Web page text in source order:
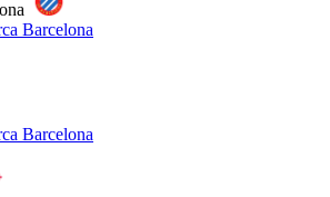
Barcelona
Barcelona